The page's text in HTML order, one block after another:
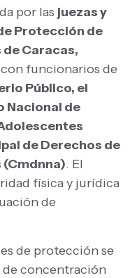
por las juezas y
Protección de
de Caracas,
funcionarios de
Público, el
Nacional de
de Derechos de
(Cmdnna). El
física y jurídica
de
de protección se
de concentración